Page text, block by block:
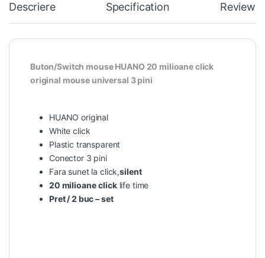
Descriere Specification Reviews
Buton/Switch mouse HUANO 20 milioane click
original mouse universal 3 pini
HUANO original
White click
Plastic transparent
Conector 3 pini
Fara sunet la click,silent
20 milioane clicklife time
Pret / 2 buc – set